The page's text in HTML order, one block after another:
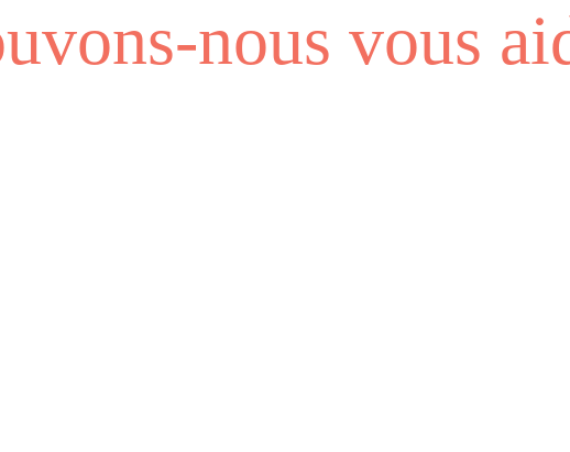
nous vous